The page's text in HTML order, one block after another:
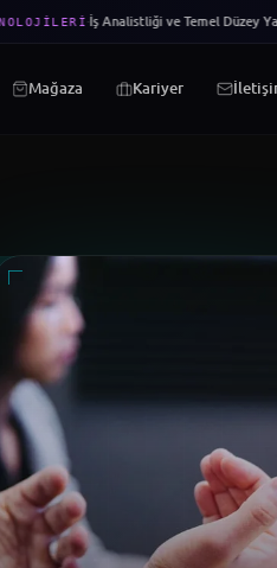
·İş Analistliği ve Temel Düzey
Mağaza Kariyer